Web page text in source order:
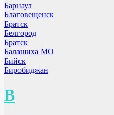
Барнаул
Благовещенск
Братск
Белгород
Братск
Балашиха МО
Бийск
Биробиджан
В